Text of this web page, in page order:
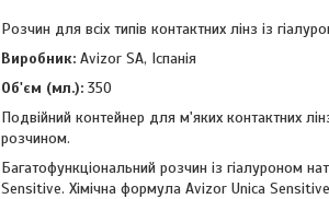
Розчин для всіх типів контактних лінз із
Виробник: Avizor SA, Іспанія
Об'єм (мл.): 350
Подвійний контейнер для м'яких контактних
розчином.
Багатофункціональний розчин із гіалуроном
Sensitive. Хімічна формула Avizor Unica